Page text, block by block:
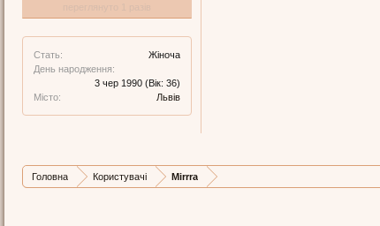
Стать:
Жіноча
День народження:
3 чер 1990 (Вік: 36)
Місто:
Львів
Головна Користувачі Mirrra